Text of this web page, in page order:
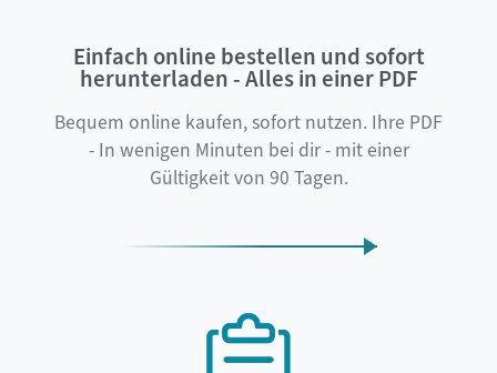
Einfach online bestellen und sofort
herunterladen - Alles in einer PDF
Bequem online kaufen, sofort nutzen. Ihre PDF
- In wenigen Minuten bei dir - mit einer
Gültigkeit von 90 Tagen.